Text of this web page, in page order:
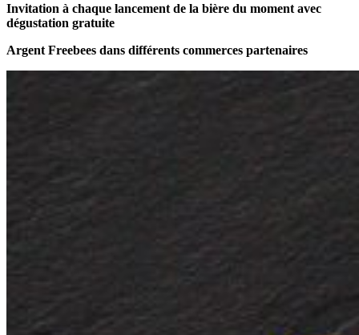
Invitation à chaque lancement de la bière du moment avec
dégustation gratuite
Argent Freebees dans différents commerces partenaires